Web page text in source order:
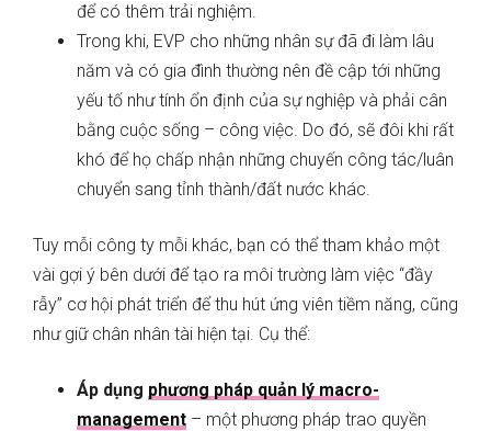
để có thêm trải nghiệm.
Trong khi, EVP cho những nhân sự đã đi làm lâu
năm và có gia đình thường nên đề cập tới những
yếu tố như tính ổn định của sự nghiệp và phải cân
bằng cuộc sống – công việc. Do đó, sẽ đôi khi rất
khó để họ chấp nhận những chuyến công tác/luân
chuyển sang tỉnh thành/đất nước khác.
Tuy mỗi công ty mỗi khác, bạn có thể tham khảo một
vài gợi ý bên dưới để tạo ra môi trường làm việc “đầy
rẫy” cơ hội phát triển để thu hút ứng viên tiềm năng, cũng
như giữ chân nhân tài hiện tại. Cụ thể:
Áp dụng phương pháp quản lý macro-
management – một phương pháp trao quyền